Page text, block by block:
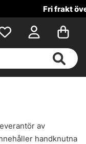
av
handknutna